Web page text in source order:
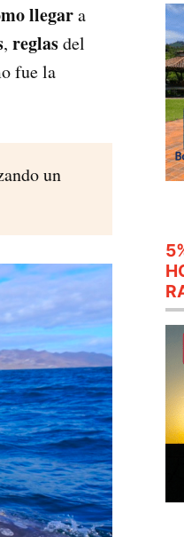
llegara
, reglasdel
fue la
un